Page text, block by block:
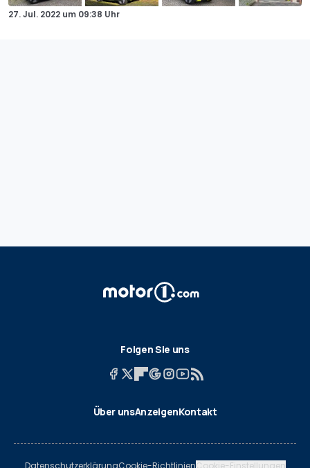
27. Jul. 2022 um 09:38 Uhr
Folgen Sie uns
Über unsAnzeigenKontakt